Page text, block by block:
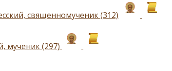
священномученик (312)
мученик (297)